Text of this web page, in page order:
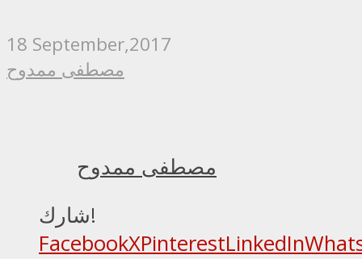
18 September,2017
مصطفى ممدوح
مصطفى ممدوح
شارك!
FacebookXPinterestLinkedIn